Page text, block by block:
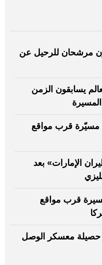
مرشحان للرحيل عن
يسابقون الزمن
أميركا تصادر أكثر من 700 مسيّرة قرب مواقع
الإمارات» بعد
طائرة مسيرة قرب مواقع
بـ 14 هدفاً.. حصيلة معسكر الوصل